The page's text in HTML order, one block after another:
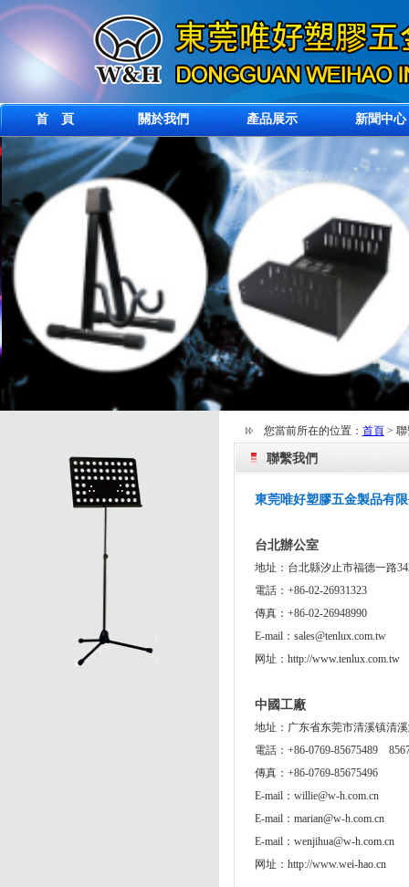
首 頁 關於我們 產品展示 新聞中心
您當前所在的位置： 首頁> 聯
聯繫我們
東莞唯好塑膠五金製品有
台北辦公室
地址：台北縣汐止市福德一路
電話：+86-02-26931323
傳真：+86-02-26948990
E-mail：sales@tenlux.com.tw
网址：http://www.tenlux.com.tw
中國工廠
地址：广东省东莞市清溪镇清
電話：+86-0769-85675489
傳真：+86-0769-85675496
E-mail：willie@w-h.com.cn
E-mail： marian@w-h.com.cn
E-mail： wenjihua@w-h.com.cn
网址：http://www.wei-hao.cn